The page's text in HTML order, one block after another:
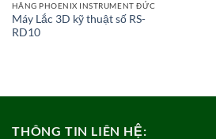
HÃNG PHOENIX INSTRUMENT ĐỨC
Máy Lắc 3D kỹ thuật số RS-
RD10
THÔNG TIN LIÊN HỆ: